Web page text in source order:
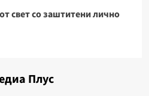
свет со заштитени лично
Плус